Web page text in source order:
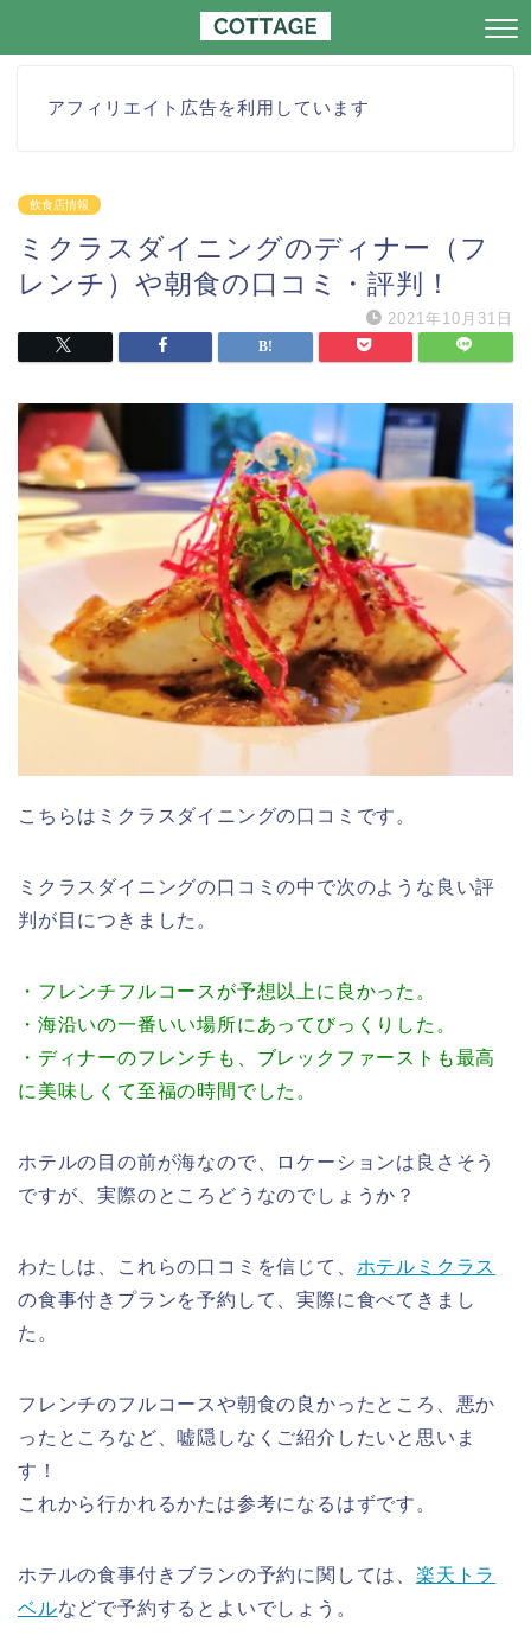
アフィリエイト広告を利用しています
飲食店情報
ミクラスダイニングのディナー（フ
レンチ）や朝食の口コミ・評判！
2021年10月31日
こちらはミクラスダイニングの口コミです。
ミクラスダイニングの口コミの中で次のような良い評
判が目につきました。
・フレンチフルコースが予想以上に良かった。
・海沿いの一番いい場所にあってびっくりした。
・ディナーのフレンチも、ブレックファーストも最高
に美味しくて至福の時間でした。
ホテルの目の前が海なので、ロケーションは良さそう
ですが、実際のところどうなのでしょうか？
わたしは、これらの口コミを信じて、 ホテルミクラス
の食事付きプランを予約して、実際に食べてきまし
た。
フレンチのフルコースや朝食の良かったところ、悪か
ったところなど、嘘隠しなくご紹介したいと思いま
す！
これから行かれるかたは参考になるはずです。
ホテルの食事付きブランの予約に関しては、 楽天トラ
ベルなどで予約するとよいでしょう。